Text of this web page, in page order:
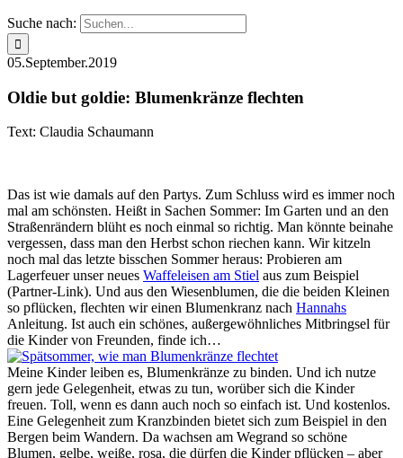
Suche nach:
05.September.2019
Oldie but goldie: Blumenkränze flechten
Text: Claudia Schaumann
Das ist wie damals auf den Partys. Zum Schluss wird es immer noch
mal am schönsten. Heißt in Sachen Sommer: Im Garten und an den
Straßenrändern blüht es noch einmal so richtig. Man könnte beinahe
vergessen, dass man den Herbst schon riechen kann. Wir kitzeln
noch mal das letzte bisschen Sommer heraus: Probieren am
Lagerfeuer unser neues Waffeleisen am Stiel aus zum Beispiel
(Partner-Link). Und aus den Wiesenblumen, die die beiden Kleinen
so pflücken, flechten wir einen Blumenkranz nach Hannahs
Anleitung. Ist auch ein schönes, außergewöhnliches Mitbringsel für
die Kinder von Freunden, finde ich…
Meine Kinder leiben es, Blumenkränze zu binden. Und ich nutze
gern jede Gelegenheit, etwas zu tun, worüber sich die Kinder
freuen. Toll, wenn es dann auch noch so einfach ist. Und kostenlos.
Eine Gelegenheit zum Kranzbinden bietet sich zum Beispiel in den
Bergen beim Wandern. Da wachsen am Wegrand so schöne
Blumen, gelbe, weiße, rosa, die dürfen die Kinder pflücken – aber